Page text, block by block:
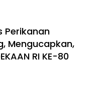
Perikanan
Mengucapkan,
RI KE-80